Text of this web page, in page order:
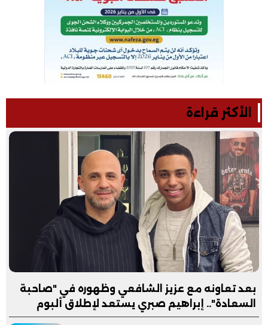
الأكثر قراءة
بعد تعاونه مع عزيز الشافعي وظهوره في "صاحبة
السعادة".. إبراهيم صبري يستعد لإطلاق ألبوم
"كلام"